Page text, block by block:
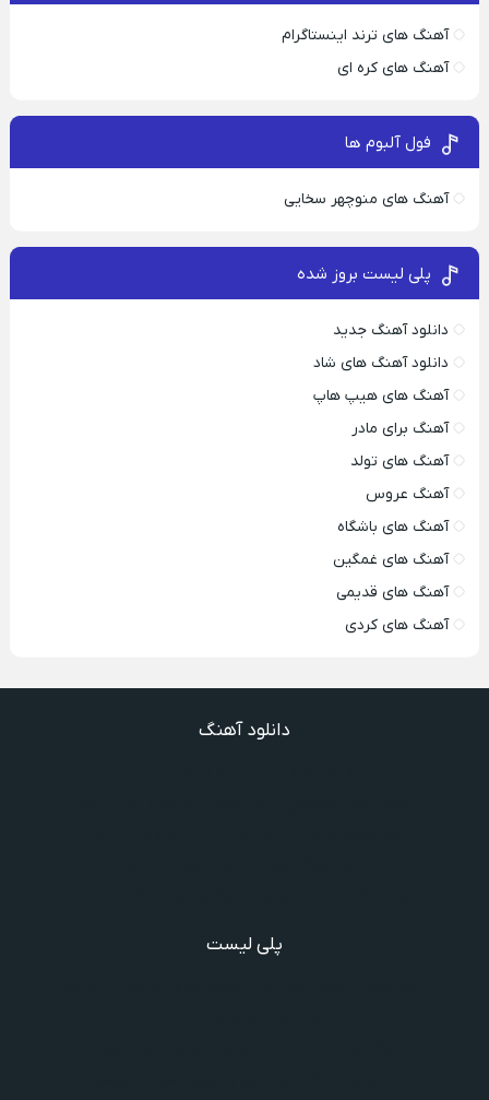
آهنگ های ترند اینستاگرام
آهنگ های کره ای
فول آلبوم ها
آهنگ های منوچهر سخایی
پلی لیست بروز شده
دانلود آهنگ جدید
دانلود آهنگ های شاد
آهنگ های هیپ هاپ
آهنگ برای مادر
آهنگ های تولد
آهنگ عروس
آهنگ های باشگاه
آهنگ های غمگین
آهنگ های قدیمی
آهنگ های کردی
دانلود آهنگ
پلی لیست